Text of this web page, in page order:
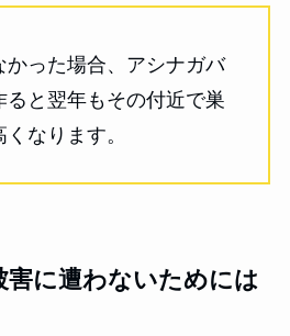
かった場合、アシナガバ
ると翌年もその付近で巣
なります。
に遭わないためには